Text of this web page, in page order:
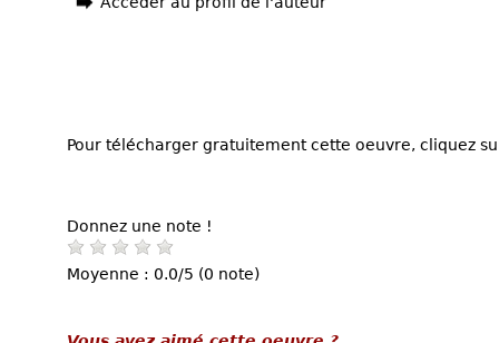
Pour télécharger gratuitement cette oeuvre, cliquez
Donnez une note !
Moyenne : 0.0/5 (0 note)